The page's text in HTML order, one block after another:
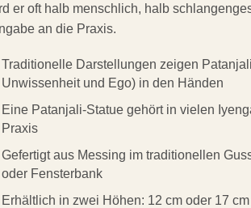
er oft halb menschlich, halb
an die Praxis.
Traditionelle Darstellungen zeigen
Unwissenheit und Ego) in den Händen
Eine Patanjali-Statue gehört in vielen
Praxis
Gefertigt aus Messing im traditionellen
oder Fensterbank
Erhältlich in zwei Höhen: 12 cm oder 17 cm